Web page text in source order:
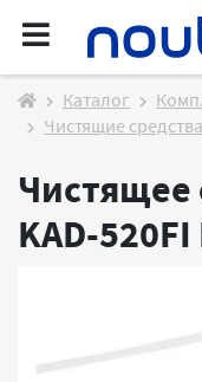
Каталог
Чистящие средства
Чистящее
KAD-520FI